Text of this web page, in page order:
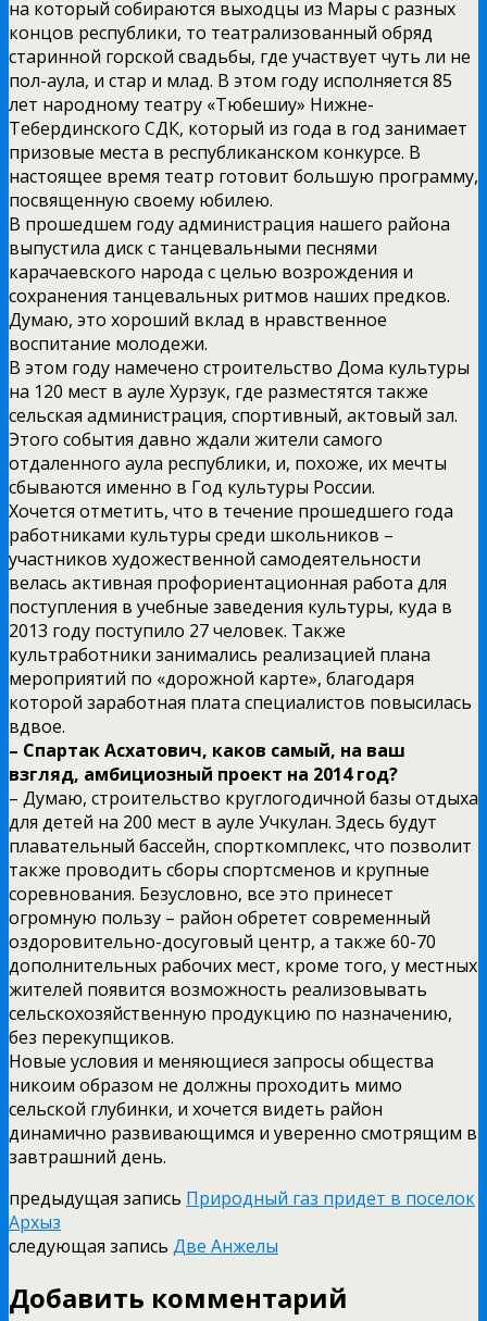
на который собираются выходцы из Мары с разных
концов республики, то театрализованный обряд
старинной горской свадьбы, где участвует чуть ли не
пол-аула, и стар и млад. В этом году исполняется 85
лет народному театру «Тюбешиу» Нижне-
Тебердинского СДК, который из года в год занимает
призовые места в республиканском конкурсе. В
настоящее время театр готовит большую программу,
посвященную своему юбилею.
В прошедшем году администрация нашего района
выпустила диск с танцевальными песнями
карачаевского народа с целью возрождения и
сохранения танцевальных ритмов наших предков.
Думаю, это хороший вклад в нравственное
воспитание молодежи.
В этом году намечено строительство Дома культуры
на 120 мест в ауле Хурзук, где разместятся также
сельская администрация, спортивный, актовый зал.
Этого события давно ждали жители самого
отдаленного аула республики, и, похоже, их мечты
сбываются именно в Год культуры России.
Хочется отметить, что в течение прошедшего года
работниками культуры среди школьников –
участников художественной самодеятельности
велась активная профориентационная работа для
поступления в учебные заведения культуры, куда в
2013 году поступило 27 человек. Также
культработники занимались реализацией плана
мероприятий по «дорожной карте», благодаря
которой заработная плата специалистов повысилась
вдвое.
– Спартак Асхатович, каков самый, на ваш
взгляд, амбициозный проект на 2014 год?
– Думаю, строительство круглогодичной базы отдыха
для детей на 200 мест в ауле Учкулан. Здесь будут
плавательный бассейн, спорткомплекс, что позволит
также проводить сборы спортсменов и крупные
соревнования. Безусловно, все это принесет
огромную пользу – район обретет современный
оздоровительно-досуговый центр, а также 60-70
дополнительных рабочих мест, кроме того, у местных
жителей появится возможность реализовывать
сельскохозяйственную продукцию по назначению,
без перекупщиков.
Новые условия и меняющиеся запросы общества
никоим образом не должны проходить мимо
сельской глубинки, и хочется видеть район
динамично развивающимся и уверенно смотрящим в
завтрашний день.
предыдущая запись Природный газ придет в поселок
Архыз
следующая запись Две Анжелы
Добавить комментарий